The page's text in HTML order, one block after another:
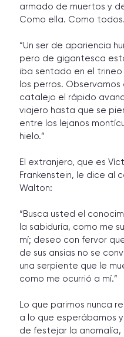
armado de muertos y
Como ella. Como todos.
“Un ser de apariencia
pero de gigantesca
iba sentado en el trineo
los perros. Observamos
catalejo el rápido
viajero hasta que se
entre los lejanos
hielo.”
El extranjero, que es
Frankenstein, le dice al
Walton:
“Busca usted el
la sabiduría, como me
mí; deseo con fervor
de sus ansias no se
una serpiente que le
como me ocurrió a mí.”
Lo que parimos nunca
a lo que esperábamos
de festejar la anomalía,